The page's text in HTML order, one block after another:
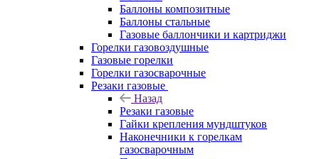
Баллоны композитные
Баллоны стальные
Газовые баллончики и картриджи
Горелки газовоздушные
Газовые горелки
Горелки газосварочные
Резаки газовые
Назад
Резаки газовые
Гайки крепления мундштуков
Наконечники к горелкам
газосварочным